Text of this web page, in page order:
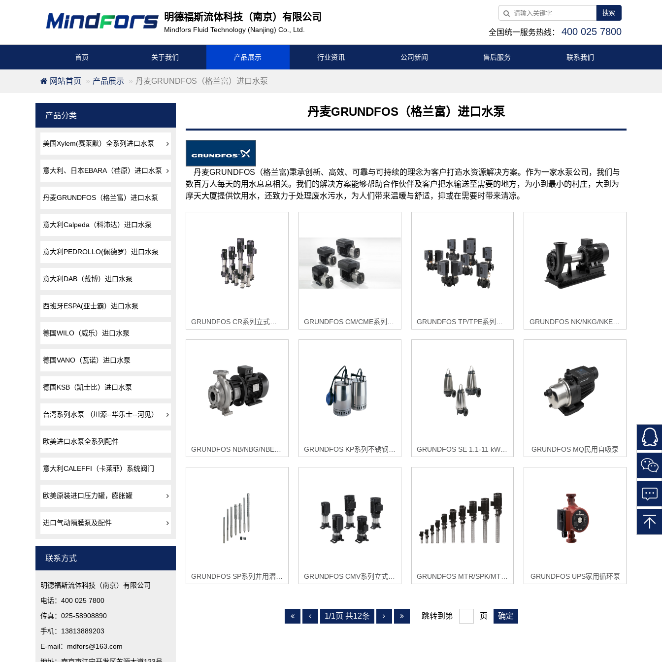
明德福斯流体科技（南京）有限公司
Mindfors Fluid Technology (Nanjing) Co., Ltd.
搜索
全国统一服务热线： 400 025 7800
首页 关于我们 产品展示 行业资讯 公司新闻 售后服务 联系我们
网站首页 产品展示 丹麦GRUNDFOS（格兰富）进口水泵
产品分类
美国Xylem(赛莱默）全系列进口水泵
意大利、日本EBARA（荏原）进口水泵
丹麦GRUNDFOS（格兰富）进口水泵
意大利Calpeda（科沛达）进口水泵
意大利PEDROLLO(佩德罗）进口水泵
意大利DAB（戴博）进口水泵
西班牙ESPA(亚士霸）进口水泵
德国WILO（威乐）进口水泵
德国VANO（瓦诺）进口水泵
德国KSB（凯士比）进口水泵
台湾系列水泵 （川源--华乐士--河见）
欧美进口水泵全系列配件
意大利CALEFFI（卡莱菲）系统阀门
欧美原装进口压力罐，膨胀罐
进口气动隔膜泵及配件
联系方式
明德福斯流体科技（南京）有限公司
电话：400 025 7800
传真：025-58908890
手机：13813889203
E-mail：mdfors@163.com
丹麦GRUNDFOS（格兰富）进口水泵
丹麦GRUNDFOS（格兰富)秉承创新、高效、可靠与可持续的理念为客户打造水资源解决方案。作为一家水泵公司，我们与
数百万人每天的用水息息相关。我们的解决方案能够帮助合作伙伴及客户把水输送至需要的地方，为小到最小的村庄，大到为
摩天大厦提供饮用水，还致力于处理废水污水，为人们带来温暖与舒适，抑或在需要时带来清凉。
GRUNDFOS NK/NKG/NKE/NKGE系列卧式端吸泵
GRUNDFOS SE 1.1-11 kW系列潜水排污泵 GRUNDFOS MQ民用自吸泵
GRUNDFOS SP系列井用潜水泵 GRUNDFOS CMV系列立式多级离心泵 GRUNDFOS MTR/SPK/MTH/MTA浸入式冷却润滑泵 GRUNDFOS UPS家用循环泵
1/1页 共12条 跳转到第 页
一
扫